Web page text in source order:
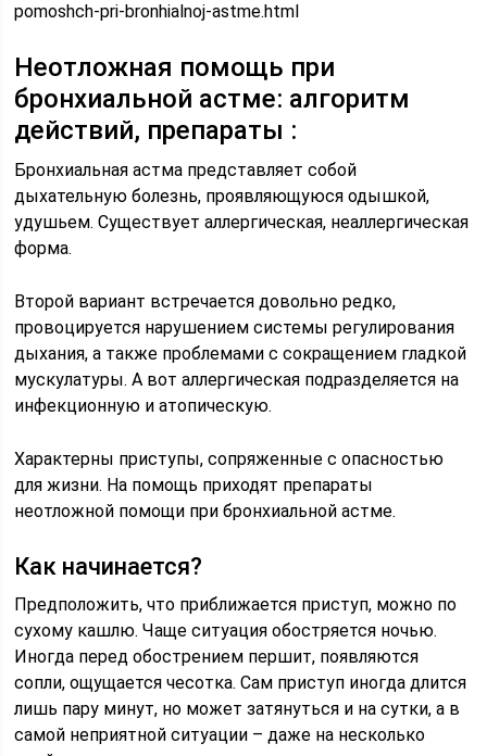
pomoshch-pri-bronhialnoj-astme.html
Неотложная помощь при
бронхиальной астме: алгоритм
действий, препараты :
Бронхиальная астма представляет собой
дыхательную болезнь, проявляющуюся одышкой,
удушьем. Существует аллергическая, неаллергическая
форма.
Второй вариант встречается довольно редко,
провоцируется нарушением системы регулирования
дыхания, а также проблемами с сокращением гладкой
мускулатуры. А вот аллергическая подразделяется на
инфекционную и атопическую.
Характерны приступы, сопряженные с опасностью
для жизни. На помощь приходят препараты
неотложной помощи при бронхиальной астме.
Как начинается?
Предположить, что приближается приступ, можно по
сухому кашлю. Чаще ситуация обостряется ночью.
Иногда перед обострением першит, появляются
сопли, ощущается чесотка. Сам приступ иногда длится
лишь пару минут, но может затянуться и на сутки, а в
самой неприятной ситуации – даже на несколько